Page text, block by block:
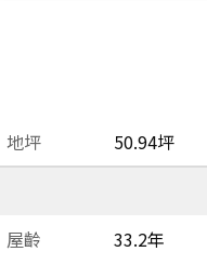
地坪
50.94坪
屋齡
33.2年